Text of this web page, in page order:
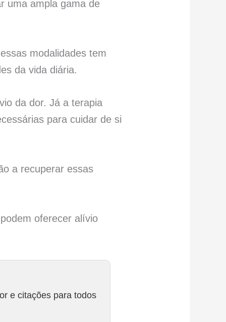
uma ampla gama de
modalidades tem
da vida diária.
da dor. Já a terapia
para cuidar de si
a recuperar essas
oferecer alívio
e citações para todos